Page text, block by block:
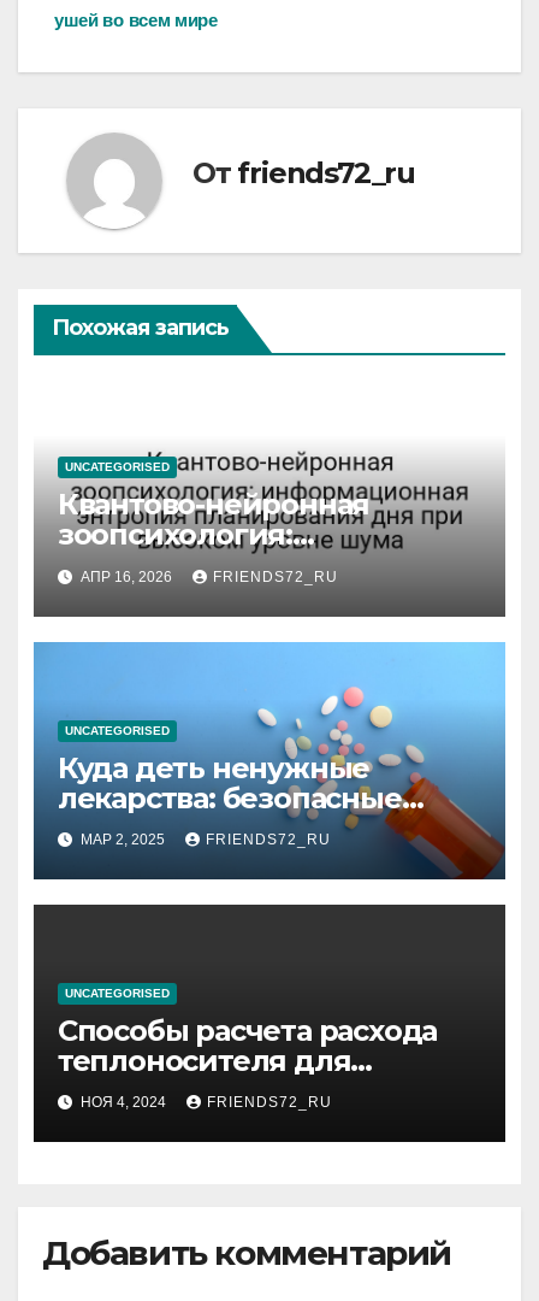
ушей во всем мире
От friends72_ru
Похожая запись
UNCATEGORISED
Квантово-нейронная
зоопсихология:
информационная энтропия
планирования дня при
высоком уровне шума
АПР 16, 2026 FRIENDS72_RU
UNCATEGORISED
Куда деть ненужные
лекарства: безопасные
способы утилизации
МАР 2, 2025 FRIENDS72_RU
UNCATEGORISED
Способы расчета расхода
теплоносителя для
системы отопления
НОЯ 4, 2024 FRIENDS72_RU
Добавить комментарий